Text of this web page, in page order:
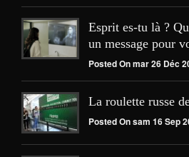
Esprit es-tu là ?
un message pour
Posted On mar 26 Déc
La roulette russe
Posted On sam 16 Sep